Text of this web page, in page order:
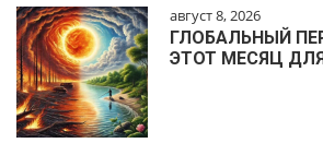
август 8, 2026
ГЛОБАЛЬНЫЙ
ЭТОТ МЕСЯЦ